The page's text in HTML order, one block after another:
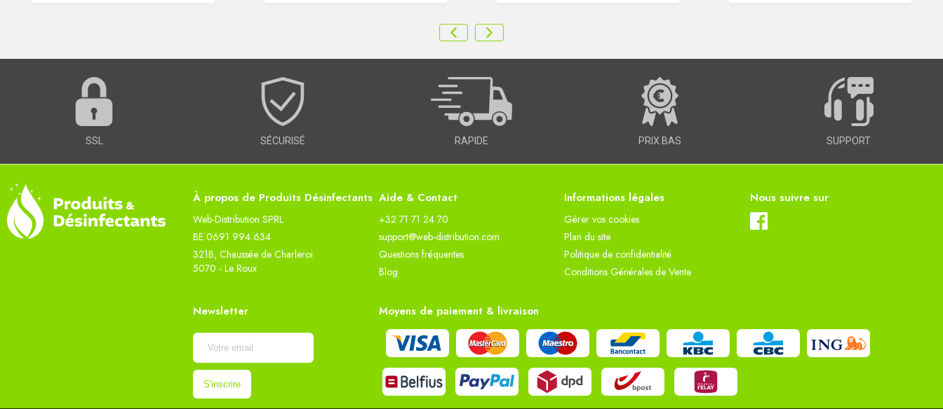
SSL SÉCURISÉ RAPIDE PRIX BAS SUPPORT
À propos de Produits Désinfectants
Web-Distribution SPRL
BE 0691 994 634
321B, Chaussée de Charleroi
5070 - Le Roux
Aide & Contact
+32 71 71 24 70
support@web-distribution.com
Questions fréquentes
Blog
Informations légales
Gèrer vos cookies
Plan du site
Politique de confidentialité
Conditions Générales de Vente
Nous suivre sur
Newsletter Moyens de paiement & livraison